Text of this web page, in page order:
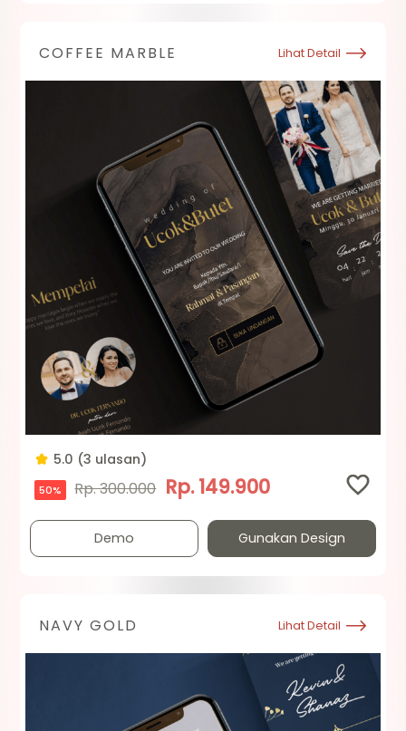
COFFEE MARBLE Lihat Detail
5.0 (3 ulasan)
50% Rp. 300.000 Rp. 149.900
Demo Gunakan Design
NAVY GOLD Lihat Detail